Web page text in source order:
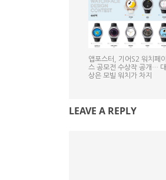
앱포스터, 기어S2 워치페이
스 공모전 수상작 공개… 대
상은 모빌 워치가 차지
LEAVE A REPLY